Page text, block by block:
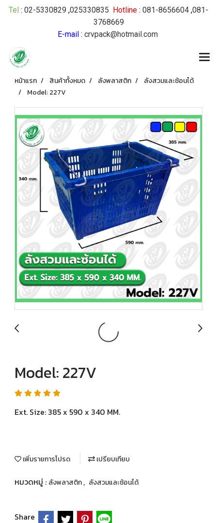
Tel : 02-5330829 ,025330835 Hotline : 081-8656604 ,081-
3768669
E-mail: crvpack@hotmail.com
หน้าแรก สินค้าทั้งหมด ลังพลาสติก
ลังสวมและซ้อนได้
Model: 227V
Model: 227V
Ext. Size: 385 x 590 x 340 MM.
เพิ่มรายการโปรด เปรียบเทียบ
หมวดหมู่ : ลังพลาสติก, ลังสวมและซ้อนได้
Share